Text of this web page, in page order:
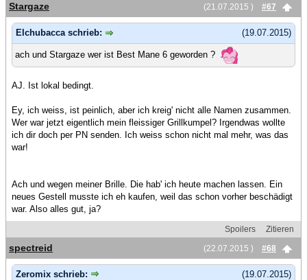
(21.07.2015 ) #67
Stargaze
(19.07.2015)
Elchubacca schrieb:
ach und Stargaze wer ist Best Mane 6 geworden ?
AJ. Ist lokal bedingt.
Ey, ich weiss, ist peinlich, aber ich kreig' nicht alle Namen zusammen.
Wer war jetzt eigentlich mein fleissiger Grillkumpel? Irgendwas wollte
ich dir doch per PN senden. Ich weiss schon nicht mal mehr, was das
war!
Ach und wegen meiner Brille. Die hab' ich heute machen lassen. Ein
neues Gestell musste ich eh kaufen, weil das schon vorher beschädigt
war. Also alles gut, ja?
Spoilers
Zitieren
(22.07.2015 )
#68
spectreid
(19.07.2015)
Zeromix schrieb: